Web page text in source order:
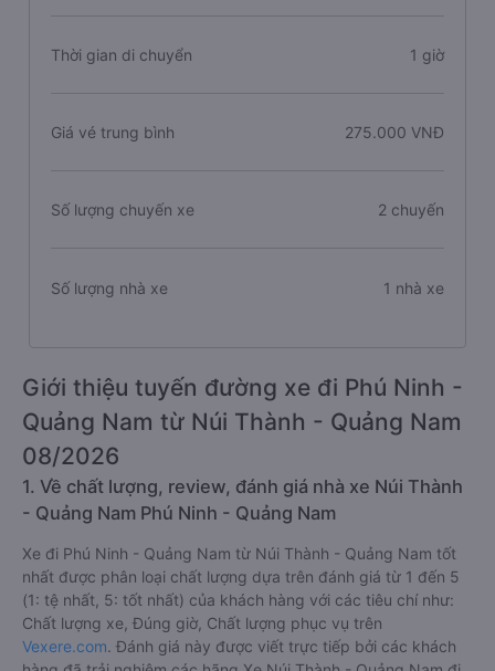
Thời gian di chuyển 1 giờ
Giá vé trung bình 275.000 VNĐ
Số lượng chuyến xe 2 chuyến
Số lượng nhà xe 1 nhà xe
Giới thiệu tuyến đường xe đi Phú Ninh -
Quảng Nam từ Núi Thành - Quảng Nam
08/2026
1. Về chất lượng, review, đánh giá nhà xe Núi Thành
- Quảng Nam Phú Ninh - Quảng Nam
Xe đi Phú Ninh - Quảng Nam từ Núi Thành - Quảng Nam tốt
nhất được phân loại chất lượng dựa trên đánh giá từ 1 đến 5
(1: tệ nhất, 5: tốt nhất) của khách hàng với các tiêu chí như:
Chất lượng xe, Đúng giờ, Chất lượng phục vụ trên
Vexere.com. Đánh giá này được viết trực tiếp bởi các khách